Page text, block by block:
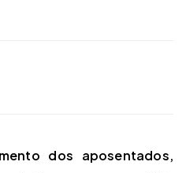
dos aposentados,